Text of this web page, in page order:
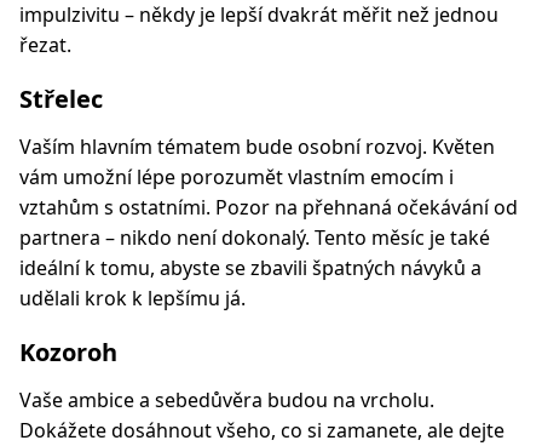
impulzivitu – někdy je lepší dvakrát měřit než jednou
řezat.
Střelec
Vaším hlavním tématem bude osobní rozvoj. Květen
vám umožní lépe porozumět vlastním emocím i
vztahům s ostatními. Pozor na přehnaná očekávání od
partnera – nikdo není dokonalý. Tento měsíc je také
ideální k tomu, abyste se zbavili špatných návyků a
udělali krok k lepšímu já.
Kozoroh
Vaše ambice a sebedůvěra budou na vrcholu.
Dokážete dosáhnout všeho, co si zamanete, ale dejte